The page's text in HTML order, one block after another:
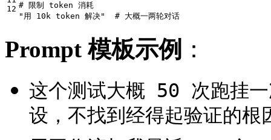
# 限制 token 消耗
"用 10k token 解决"
# 大概一两轮对话
Prompt 模板示例 ：
这个测试大概 50 次跑挂一
设，不找到经得起验证的根